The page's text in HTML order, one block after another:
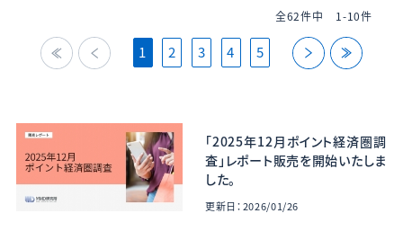
全62件中 1-10件
back back1 2 3 4 5 next last
「2025年12月ポイント経済圏調
査」レポート販売を開始いたしま
した。
更新日：2026/01/26